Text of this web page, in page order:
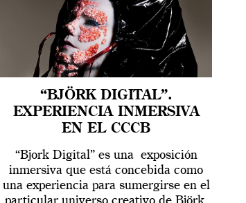
“BJÖRK DIGITAL”.
EXPERIENCIA INMERSIVA
EN EL CCCB
“Bjork Digital” es una exposición
inmersiva que está concebida como
una experiencia para sumergirse en el